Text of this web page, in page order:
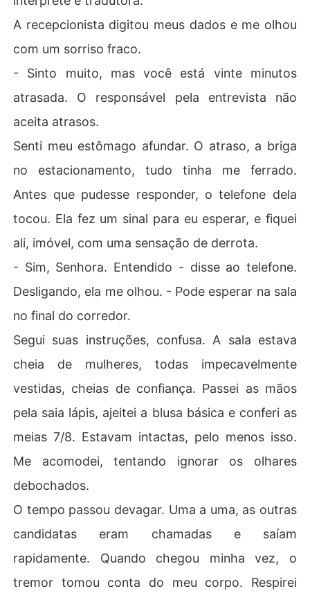
A recepcionista digitou meus dados e me olhou
com um sorriso fraco.
- Sinto muito, mas você está vinte minutos
atrasada. O responsável pela entrevista não
aceita atrasos.
Senti meu estômago afundar. O atraso, a briga
no estacionamento, tudo tinha me ferrado.
Antes que pudesse responder, o telefone dela
tocou. Ela fez um sinal para eu esperar, e fiquei
ali, imóvel, com uma sensação de derrota.
- Sim, Senhora. Entendido - disse ao telefone.
Desligando, ela me olhou. - Pode esperar na sala
no final do corredor.
Segui suas instruções, confusa. A sala estava
cheia de mulheres, todas impecavelmente
vestidas, cheias de confiança. Passei as mãos
pela saia lápis, ajeitei a blusa básica e conferi as
meias 7/8. Estavam intactas, pelo menos isso.
Me acomodei, tentando ignorar os olhares
debochados.
O tempo passou devagar. Uma a uma, as outras
candidatas eram chamadas e saíam
rapidamente. Quando chegou minha vez, o
tremor tomou conta do meu corpo. Respirei